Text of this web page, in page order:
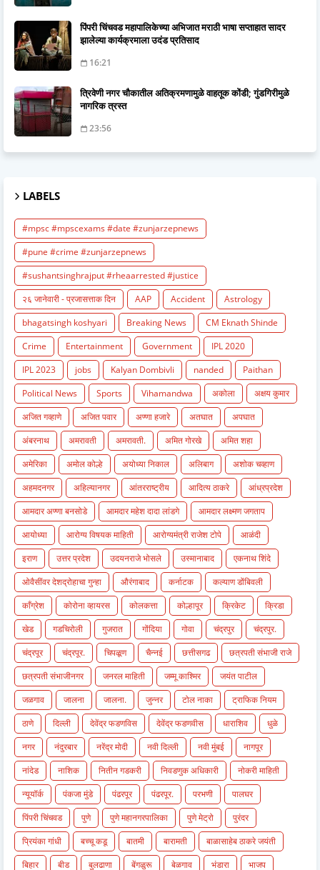
पिंपरी चिंचवड महापालिकेच्या अभिजात मराठी भाषा सप्ताहात सादर
झालेल्या कार्यक्रमाला उदंड प्रतिसाद
16:21
त्रिवेणी नगर चौकातील अतिक्रमणामुळे वाहतूक कोंडी; गुंडगिरीमुळे
नागरिक त्रस्त
23:56
LABELS
#mpsc #mpscexams #date #zunjarzepnews
#pune #crime #zunjarzepnews
#sushantsinghrajput #rheaarrested #justice
२६ जानेवारी - प्रजासत्ताक दिन
AAP Accident
Astrology
bhagatsingh koshyari
Breaking News
CM Eknath Shinde
Crime
Entertainment Government
IPL 2020
IPL 2023
jobs Kalyan Dombivli nanded
Paithan
Political News
Sports Vihamandwa अकोला
अक्षय कुमार
अजित गव्हाणे
अजित पवार अण्णा हजारे अतघात
अपघात
अंबरनाथ
अमरावती अमरावती. अमित गोरखे
अमित शहा
अमेरिका
अमोल कोल्हे अयोध्या निकाल अलिबाग
अशोक चव्हाण
अहमदनगर
अहिल्यानगर आंतरराष्ट्रीय आदित्य ठाकरे
आंध्रप्रदेश
आमदार अण्णा बनसोडे
आमदार महेश दादा लांडगे
आमदार लक्ष्मण जगताप
आयोध्या
आरोग्य विषयक माहिती आरोग्यमंत्री राजेश टोपे
आळंदी
इराण
उत्तर प्रदेश उदयनराजे भोसले उस्मानाबाद
एकनाथ शिंदे
ओवैसींवर देशद्रोहाचा गुन्हा
औरंगाबाद कर्नाटक
कल्याण डोंबिवली
काँग्रेश
कोरोना व्हायरस कोलकत्ता कोल्हापूर क्रिकेट
क्रिडा
खेड
गडचिरोली गुजरात गोंदिया गोवा चंद्रपुर
चंद्रपुर.
चंद्रपूर
चंद्रपूर. चिपळूण चैन्नई छत्तीसगढ
छत्रपती संभाजी राजे
छत्रपती संभाजीनगर
जनरल माहिती जम्मू काश्मिर
जयंत पाटील
जळगाव
जालना जालना. जुन्नर टोल नाका
ट्राफिक नियम
ठाणे
दिल्ली देवेंद्र फडणविस देवेंद्र फडणवीस धाराशिव
धुळे
नगर
नंदुरबार नरेंद्र मोदी नवी दिल्ली नवी मुंबई
नागपूर
नांदेड
नाशिक नितीन गडकरी निवडणुक अधिकारी
नोकरी माहिती
न्यूयॉर्क
पंकजा मुंडे पंढरपूर पंढरपूर. परभणी
पालघर
पिंपरी चिंचवड
पुणे पुणे महानगरपालिका पुणे मेट्रो
पुरंदर
प्रियंका गांधी
बच्चू कडू बातमी बारामती
बाळासाहेब ठाकरे जयंती
बिहार
बीड बुलढाणा बेंगळुरू बेळगाव भंडारा भाजप